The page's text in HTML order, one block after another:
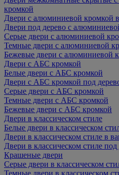
кромкой
Двери с алюминиевой кромкой
Двери под дерево с
Серые двери с алюминиевой
Темные двери с алюминиевой
Бежевые двери с алюминиевой
Двери с АБС кромкой
Белые двери с АБС кромкой
Двери с АБС кромкой под
Серые двери с АБС кромкой
Темные двери с АБС кромкой
Бежевые двери с АБС кромкой
Двери в классическом стиле
Белые двери в классическом
Двери в классическом стиле в
Двери в классическом стиле под
Крашеные двери
Серые двери в классическом
Темные двери в классическом